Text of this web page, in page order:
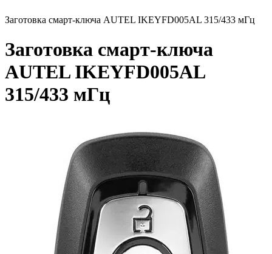
Заготовка смарт-ключа AUTEL IKEYFD005AL 315/433 мГц
Заготовка смарт-ключа
AUTEL IKEYFD005AL
315/433 мГц